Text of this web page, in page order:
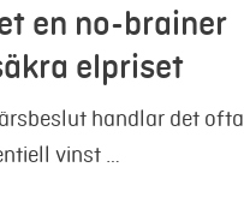
en no-brainer
elpriset
handlar det ofta
vinst …